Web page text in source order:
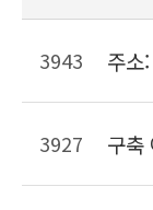
3943
3927